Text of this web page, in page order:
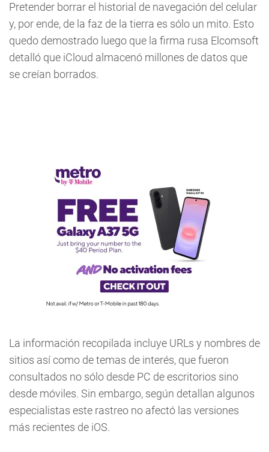
Pretender borrar el historial de navegación del celular
y, por ende, de la faz de la tierra es sólo un mito. Esto
quedo demostrado luego que la firma rusa Elcomsoft
detalló que iCloud almacenó millones de datos que
se creían borrados.
La información recopilada incluye URLs y nombres de
sitios así como de temas de interés, que fueron
consultados no sólo desde PC de escritorios sino
desde móviles. Sin embargo, según detallan algunos
especialistas este rastreo no afectó las versiones
más recientes de iOS.